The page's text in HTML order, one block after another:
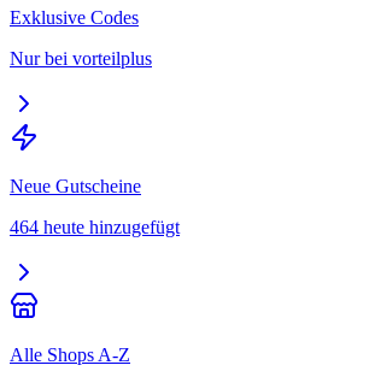
Exklusive Codes
Nur bei vorteilplus
Neue Gutscheine
464 heute hinzugefügt
Alle Shops A-Z